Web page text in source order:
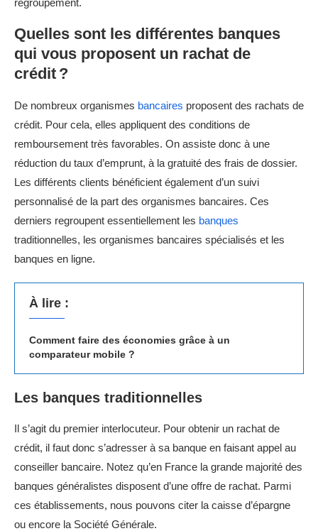
regroupement.
Quelles sont les différentes banques
qui vous proposent un rachat de
crédit ?
De nombreux organismes bancaires proposent des rachats de
crédit. Pour cela, elles appliquent des conditions de
remboursement très favorables. On assiste donc à une
réduction du taux d’emprunt, à la gratuité des frais de dossier.
Les différents clients bénéficient également d’un suivi
personnalisé de la part des organismes bancaires. Ces
derniers regroupent essentiellement les banques
traditionnelles, les organismes bancaires spécialisés et les
banques en ligne.
À lire :
Comment faire des économies grâce à un
comparateur mobile ?
Les banques traditionnelles
Il s’agit du premier interlocuteur. Pour obtenir un rachat de
crédit, il faut donc s’adresser à sa banque en faisant appel au
conseiller bancaire. Notez qu’en France la grande majorité des
banques généralistes disposent d’une offre de rachat. Parmi
ces établissements, nous pouvons citer la caisse d’épargne
ou encore la Société Générale.